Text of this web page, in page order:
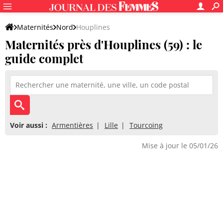
Maternités Nord Houplines
Maternités près d'Houplines (59) : le
guide complet
Voir aussi : Armentières Lille Tourcoing
Mise à jour le 05/01/26